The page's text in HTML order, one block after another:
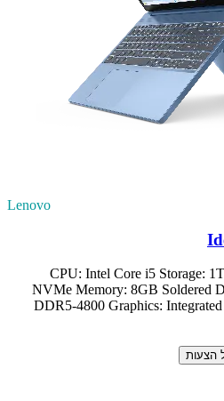
Lenovo
CPU: Intel Core i5 Storage:
NVMe Memory: 8GB Soldered
DDR5-4800 Graphics:
הצעות